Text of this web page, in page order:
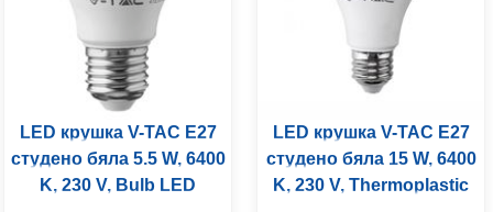
LED крушка V-TAC E27
студено бяла 5.5 W, 6400
K, 230 V, Bulb LED
LED крушка V-TAC E27
студено бяла 15 W, 6400
K, 230 V, Thermoplastic